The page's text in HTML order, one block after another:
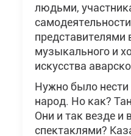
людьми,
представителями
музыкального и
искусства
Нужно было нести
народ. Но как?
Они и так везде и
спектаклями?